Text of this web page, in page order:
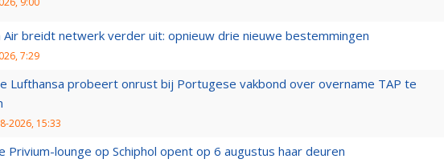
Air breidt netwerk verder uit: opnieuw drie nieuwe bestemmingen
7:29
Lufthansa probeert onrust bij Portugese vakbond over overname TAP te
2026, 15:33
Privium-lounge op Schiphol opent op 6 augustus haar deuren